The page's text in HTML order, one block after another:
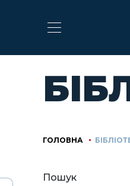
ГОЛОВНА
Пошук